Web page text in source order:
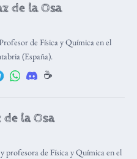
de la Osa
de Física y Química en el
(España).
☕️
de la Osa
profesora de Física y Química en el